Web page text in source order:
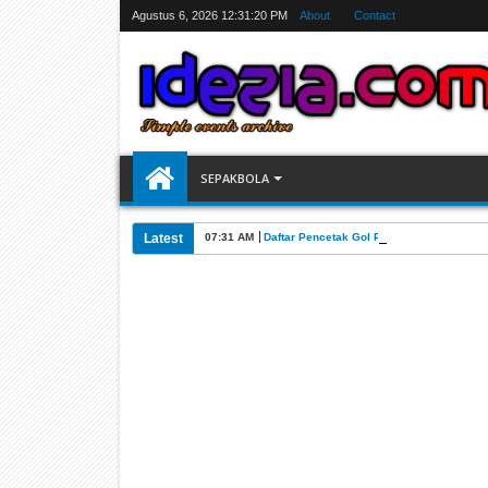
Agustus 6, 2026 12:31:21 PM About Contact
SEPAKBOLA
Latest 07:31 AM Daftar Pencetak Gol Piala Dunia FIFA